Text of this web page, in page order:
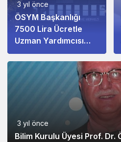
3 yıl önce
ÖSYM Başkanlığı
7500 Lira Ücretle
Uzman Yardımcısı
Alacak
3 yıl önce
Bilim Kurulu Üyesi Prof. Dr.